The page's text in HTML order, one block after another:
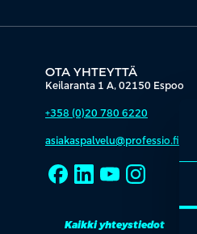
OTA YHTEYTTÄ
Keilaranta 1 A, 02150 Espoo
+358 (0)20 780 6220
asiakaspalvelu@professio.fi
Kaikki yhteystiedot